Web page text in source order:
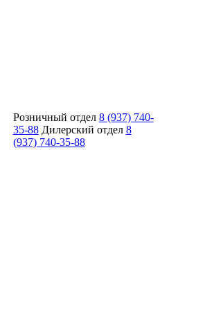
Розничный отдел 8 (937) 740-
35-88 Дилерский отдел 8
(937) 740-35-88